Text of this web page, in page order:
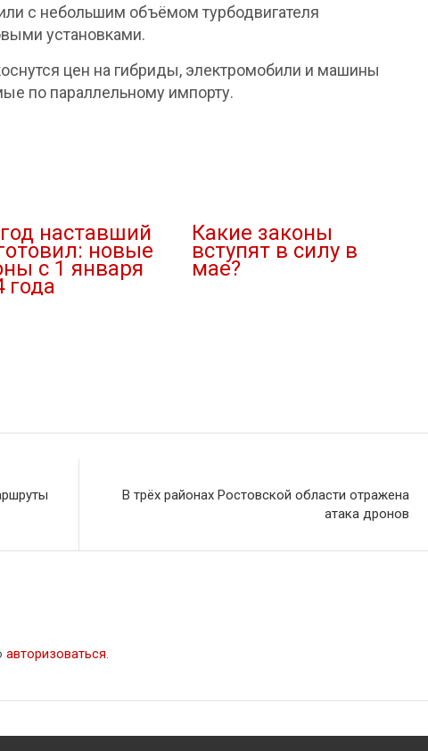
с небольшим объёмом турбодвигателя
установками.
цен на гибриды, электромобили и машины
по параллельному импорту.
наставший
новые
с 1 января
года
Какие законы
вступят в силу в
мае?
В трёх районах Ростовской области отражена
атака дронов
авторизоваться.